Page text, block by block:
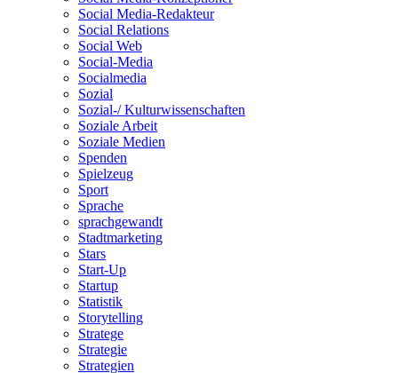
Social Media-Redakteur
Social Relations
Social Web
Social-Media
Socialmedia
Sozial
Sozial-/ Kulturwissenschaften
Soziale Arbeit
Soziale Medien
Spenden
Spielzeug
Sport
Sprache
sprachgewandt
Stadtmarketing
Stars
Start-Up
Startup
Statistik
Storytelling
Stratege
Strategie
Strategien